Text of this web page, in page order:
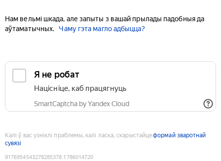
Нам вельмі шкада, але запыты з вашай прылады падобныя да
аўтаматычных.
Чаму гэта магло адбыцца?
Я не робат
Націсніце, каб працягнуць
SmartCaptcha by Yandex Cloud
Калі ў вас узніклі праблемы, калі ласка, скарыстайцеформай зваротнай
сувязі
9176954543278285378:1786014720